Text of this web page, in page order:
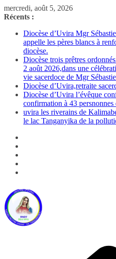
Passer
au
mercredi, août 5, 2026
Récents :
Diocèse d’Uvira Mgr
appelle les pères blancs à
diocèse.
Diocèse trois prêtres
2 août 2026,dans une
vie sacerdoce de Mgr
Diocèse d’Uvira,retraite
Diocèse d’Uvira l’évêque
confirmation à 43
uvira les riverains de
le lac Tanganyika de la